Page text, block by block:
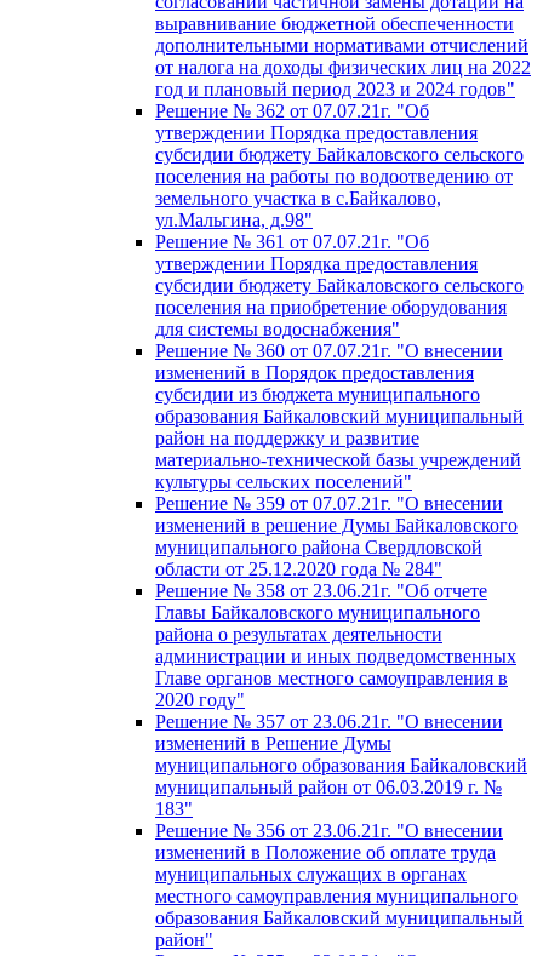
выравнивание бюджетной обеспеченности
дополнительными нормативами отчислений
от налога на доходы физических лиц на 2022
год и плановый период 2023 и 2024 годов"
Решение № 362 от 07.07.21г. "Об
утверждении Порядка предоставления
субсидии бюджету Байкаловского сельского
поселения на работы по водоотведению от
земельного участка в с.Байкалово,
ул.Мальгина, д.98"
Решение № 361 от 07.07.21г. "Об
утверждении Порядка предоставления
субсидии бюджету Байкаловского сельского
поселения на приобретение оборудования
для системы водоснабжения"
Решение № 360 от 07.07.21г. "О внесении
изменений в Порядок предоставления
субсидии из бюджета муниципального
образования Байкаловский муниципальный
район на поддержку и развитие
материально-технической базы учреждений
культуры сельских поселений"
Решение № 359 от 07.07.21г. "О внесении
изменений в решение Думы Байкаловского
муниципального района Свердловской
области от 25.12.2020 года № 284"
Решение № 358 от 23.06.21г. "Об отчете
Главы Байкаловского муниципального
района о результатах деятельности
администрации и иных подведомственных
Главе органов местного самоуправления в
2020 году"
Решение № 357 от 23.06.21г. "О внесении
изменений в Решение Думы
муниципального образования Байкаловский
муниципальный район от 06.03.2019 г. №
183"
Решение № 356 от 23.06.21г. "О внесении
изменений в Положение об оплате труда
муниципальных служащих в органах
местного самоуправления муниципального
образования Байкаловский муниципальный
район"